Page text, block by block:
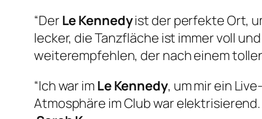
“Der Le Kennedyist der perfekte Ort,
lecker, die Tanzfläche ist immer voll
weiterempfehlen, der nach einem
“Ich war im Le Kennedy, um mir ein
Atmosphäre im Club war